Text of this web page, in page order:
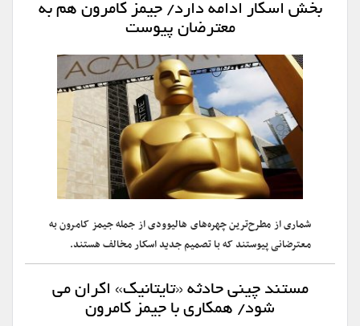
بخش اسکار ادامه دارد/ جیمز کامرون هم به
معترضان پیوست
شماری از مطرح‌ترین چهره‌های هالیوودی از جمله جیمز کامرون به
معترضانی پیوستند که با تصمیم جدید اسکار مخالف هستند.
مستند چینی حادثه «تایتانیک» اکران می
شود/ همکاری با جیمز کامرون